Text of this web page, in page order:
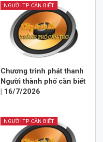
NGƯỜI TP CẦN BIẾT
Chương trình phát thanh
Người thành phố cần biết
| 16/7/2026
NGƯỜI TP CẦN BIẾT